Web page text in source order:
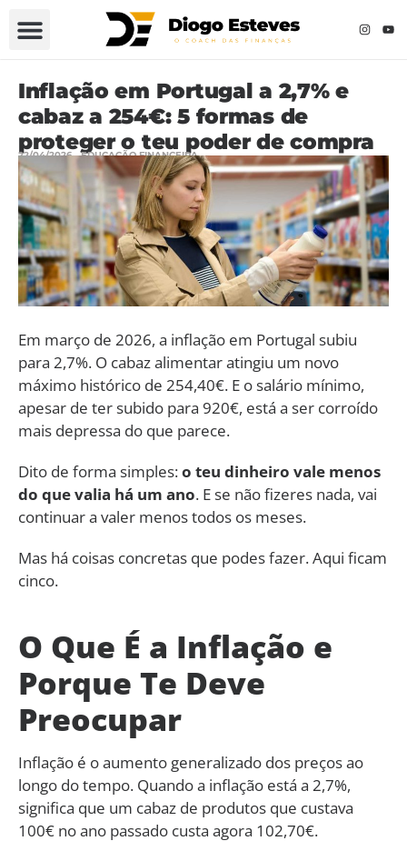
Inflação em Portugal a 2,7% e
cabaz a 254€: 5 formas de
proteger o teu poder de compra
22/04/2026 EDUCAÇÃO FINANCEIRA
Em março de 2026, a inflação em Portugal subiu
para 2,7%. O cabaz alimentar atingiu um novo
máximo histórico de 254,40€. E o salário mínimo,
apesar de ter subido para 920€, está a ser corroído
mais depressa do que parece.
Dito de forma simples:o teu dinheiro vale menos
do que valia há um ano. E se não fizeres nada, vai
continuar a valer menos todos os meses.
Mas há coisas concretas que podes fazer. Aqui ficam
cinco.
O Que É a Inflação e
Porque Te Deve
Preocupar
Inflação é o aumento generalizado dos preços ao
longo do tempo. Quando a inflação está a 2,7%,
significa que um cabaz de produtos que custava
100€ no ano passado custa agora 102,70€.